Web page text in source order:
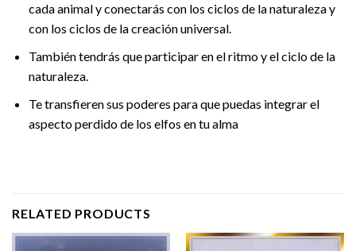
cada animal y conectarás con los ciclos de la naturaleza y
con los ciclos de la creación universal.
También tendrás que participar en el ritmo y el ciclo de la
naturaleza.
Te transfieren sus poderes para que puedas integrar el
aspecto perdido de los elfos en tu alma
RELATED PRODUCTS